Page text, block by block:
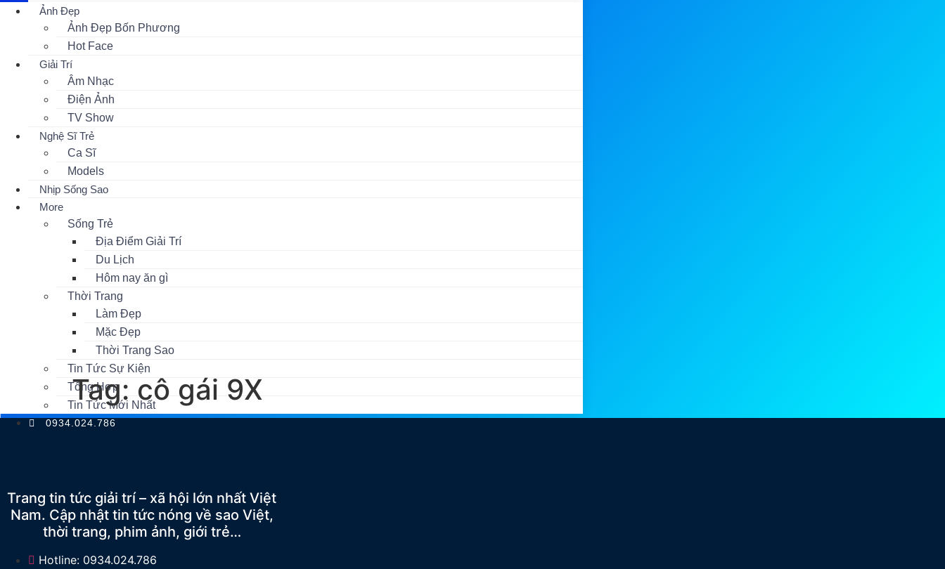
Ảnh Đẹp
Ảnh Đẹp Bốn Phương
Hot Face
Giải Trí
Âm Nhạc
Điện Ảnh
TV Show
Nghệ Sĩ Trẻ
Ca Sĩ
Models
Nhịp Sống Sao
More
Sống Trẻ
Địa Điểm Giải Trí
Du Lịch
Hôm nay ăn gì
Thời Trang
Làm Đẹp
Mặc Đẹp
Thời Trang Sao
Tin Tức Sự Kiện
Tổng Hợp
Tin Tức Mới Nhất
0934.024.786
Tag: cô gái 9X
Trang tin tức giải trí – xã hội lớn nhất Việt
Nam. Cập nhật tin tức nóng về sao Việt,
thời trang, phim ảnh, giới trẻ…
Hotline: 0934.024.786